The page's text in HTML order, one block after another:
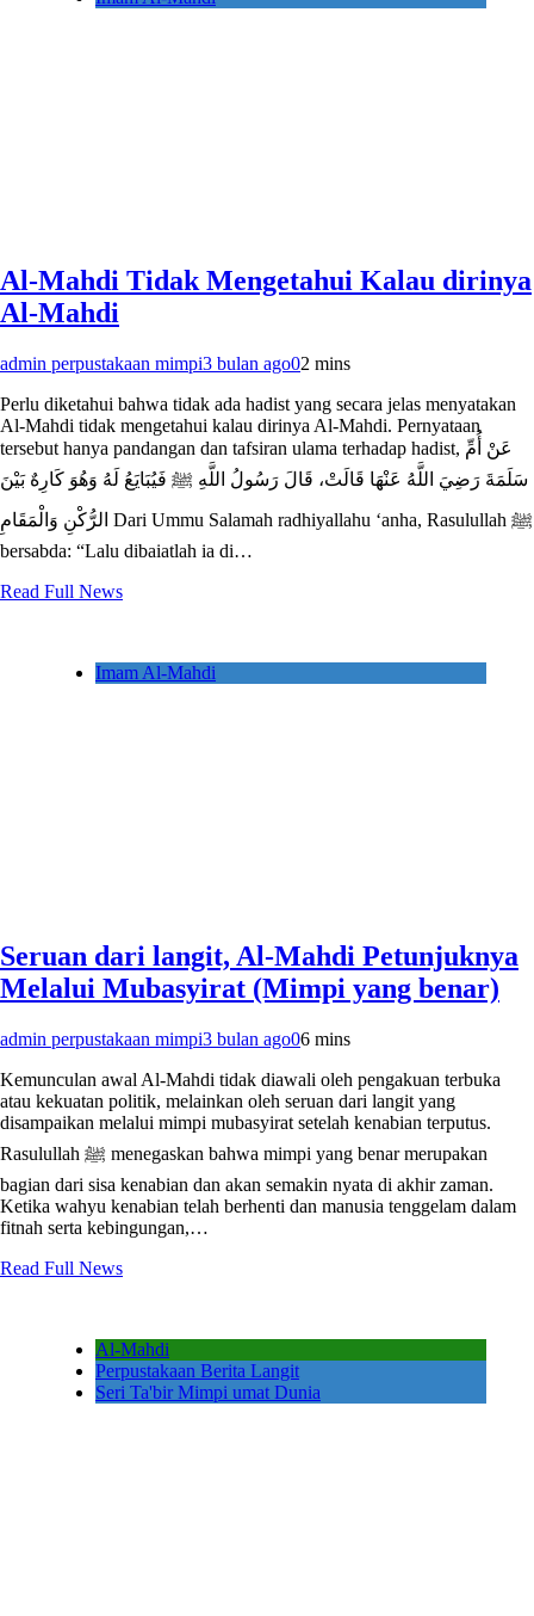
Al-Mahdi Tidak Mengetahui Kalau dirinya
Al-Mahdi
admin perpustakaan mimpi3 bulan ago02 mins
Perlu diketahui bahwa tidak ada hadist yang secara jelas menyatakan
Al-Mahdi tidak mengetahui kalau dirinya Al-Mahdi. Pernyataan
tersebut hanya pandangan dan tafsiran ulama terhadap hadist, عَنْ أُمِّ
سَلَمَةَ رَضِيَ اللَّهُ عَنْهَا قَالَتْ، قَالَ رَسُولُ اللَّهِ ﷺ فَيُبَايَعُ لَهُ وَهُوَ كَارِهٌ بَيْنَ
الرُّكْنِ وَالْمَقَامِ Dari Ummu Salamah radhiyallahu ‘anha, Rasulullah ﷺ
bersabda: “Lalu dibaiatlah ia di…
Read Full News
Imam Al-Mahdi
Seruan dari langit, Al-Mahdi Petunjuknya
Melalui Mubasyirat (Mimpi yang benar)
admin perpustakaan mimpi3 bulan ago06 mins
Kemunculan awal Al-Mahdi tidak diawali oleh pengakuan terbuka
atau kekuatan politik, melainkan oleh seruan dari langit yang
disampaikan melalui mimpi mubasyirat setelah kenabian terputus.
Rasulullah ﷺ menegaskan bahwa mimpi yang benar merupakan
bagian dari sisa kenabian dan akan semakin nyata di akhir zaman.
Ketika wahyu kenabian telah berhenti dan manusia tenggelam dalam
fitnah serta kebingungan,…
Read Full News
Al-Mahdi
Perpustakaan Berita Langit
Seri Ta'bir Mimpi umat Dunia